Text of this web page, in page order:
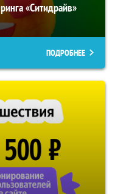
«Ситидрайв»
ПОДРОБНЕЕ